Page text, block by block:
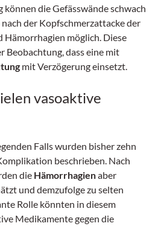
können die Gefässwände schwach
der Kopfschmerzattacke der
Hämorrhagien möglich. Diese
Beobachtung, dass eine mit
mit Verzögerung einsetzt.
vasoaktive
Falls wurden bisher zehn
beschrieben. Nach
die Hämorrhagienaber
und demzufolge zu selten
Rolle könnten in diesem
Medikamente gegen die